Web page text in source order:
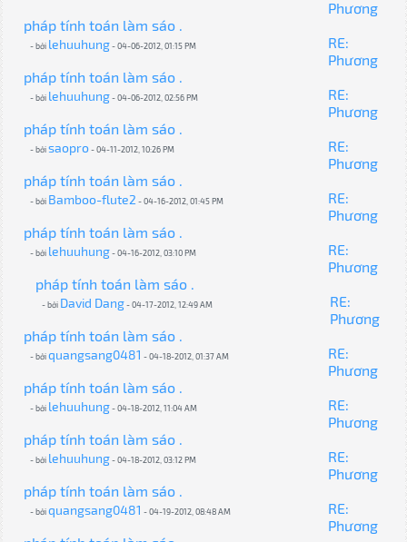
Phương
pháp tính toán làm sáo .
- bởi lehuuhung- 04-06-2012, 01:15 PM
RE:
Phương
pháp tính toán làm sáo .
- bởi lehuuhung- 04-06-2012, 02:56 PM
RE:
Phương
pháp tính toán làm sáo .
- bởisaopro- 04-11-2012, 10:26 PM
RE:
Phương
pháp tính toán làm sáo .
- bởi Bamboo-flute2 - 04-16-2012, 01:45 PM
RE:
Phương
pháp tính toán làm sáo .
- bởi lehuuhung- 04-16-2012, 03:10 PM
RE:
Phương
pháp tính toán làm sáo .
- bởi David Dang- 04-17-2012, 12:49 AM
RE:
Phương
pháp tính toán làm sáo .
- bởiquangsang0481 - 04-18-2012, 01:37 AM
RE:
Phương
pháp tính toán làm sáo .
- bởi lehuuhung- 04-18-2012, 11:04 AM
RE:
Phương
pháp tính toán làm sáo .
- bởi lehuuhung- 04-18-2012, 03:12 PM
RE:
Phương
pháp tính toán làm sáo .
- bởiquangsang0481 - 04-19-2012, 08:48 AM
RE:
Phương